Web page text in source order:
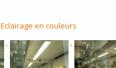
Eclairage en couleurs